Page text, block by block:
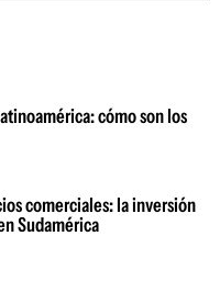
cómo son los
comerciales: la inversión
Sudamérica